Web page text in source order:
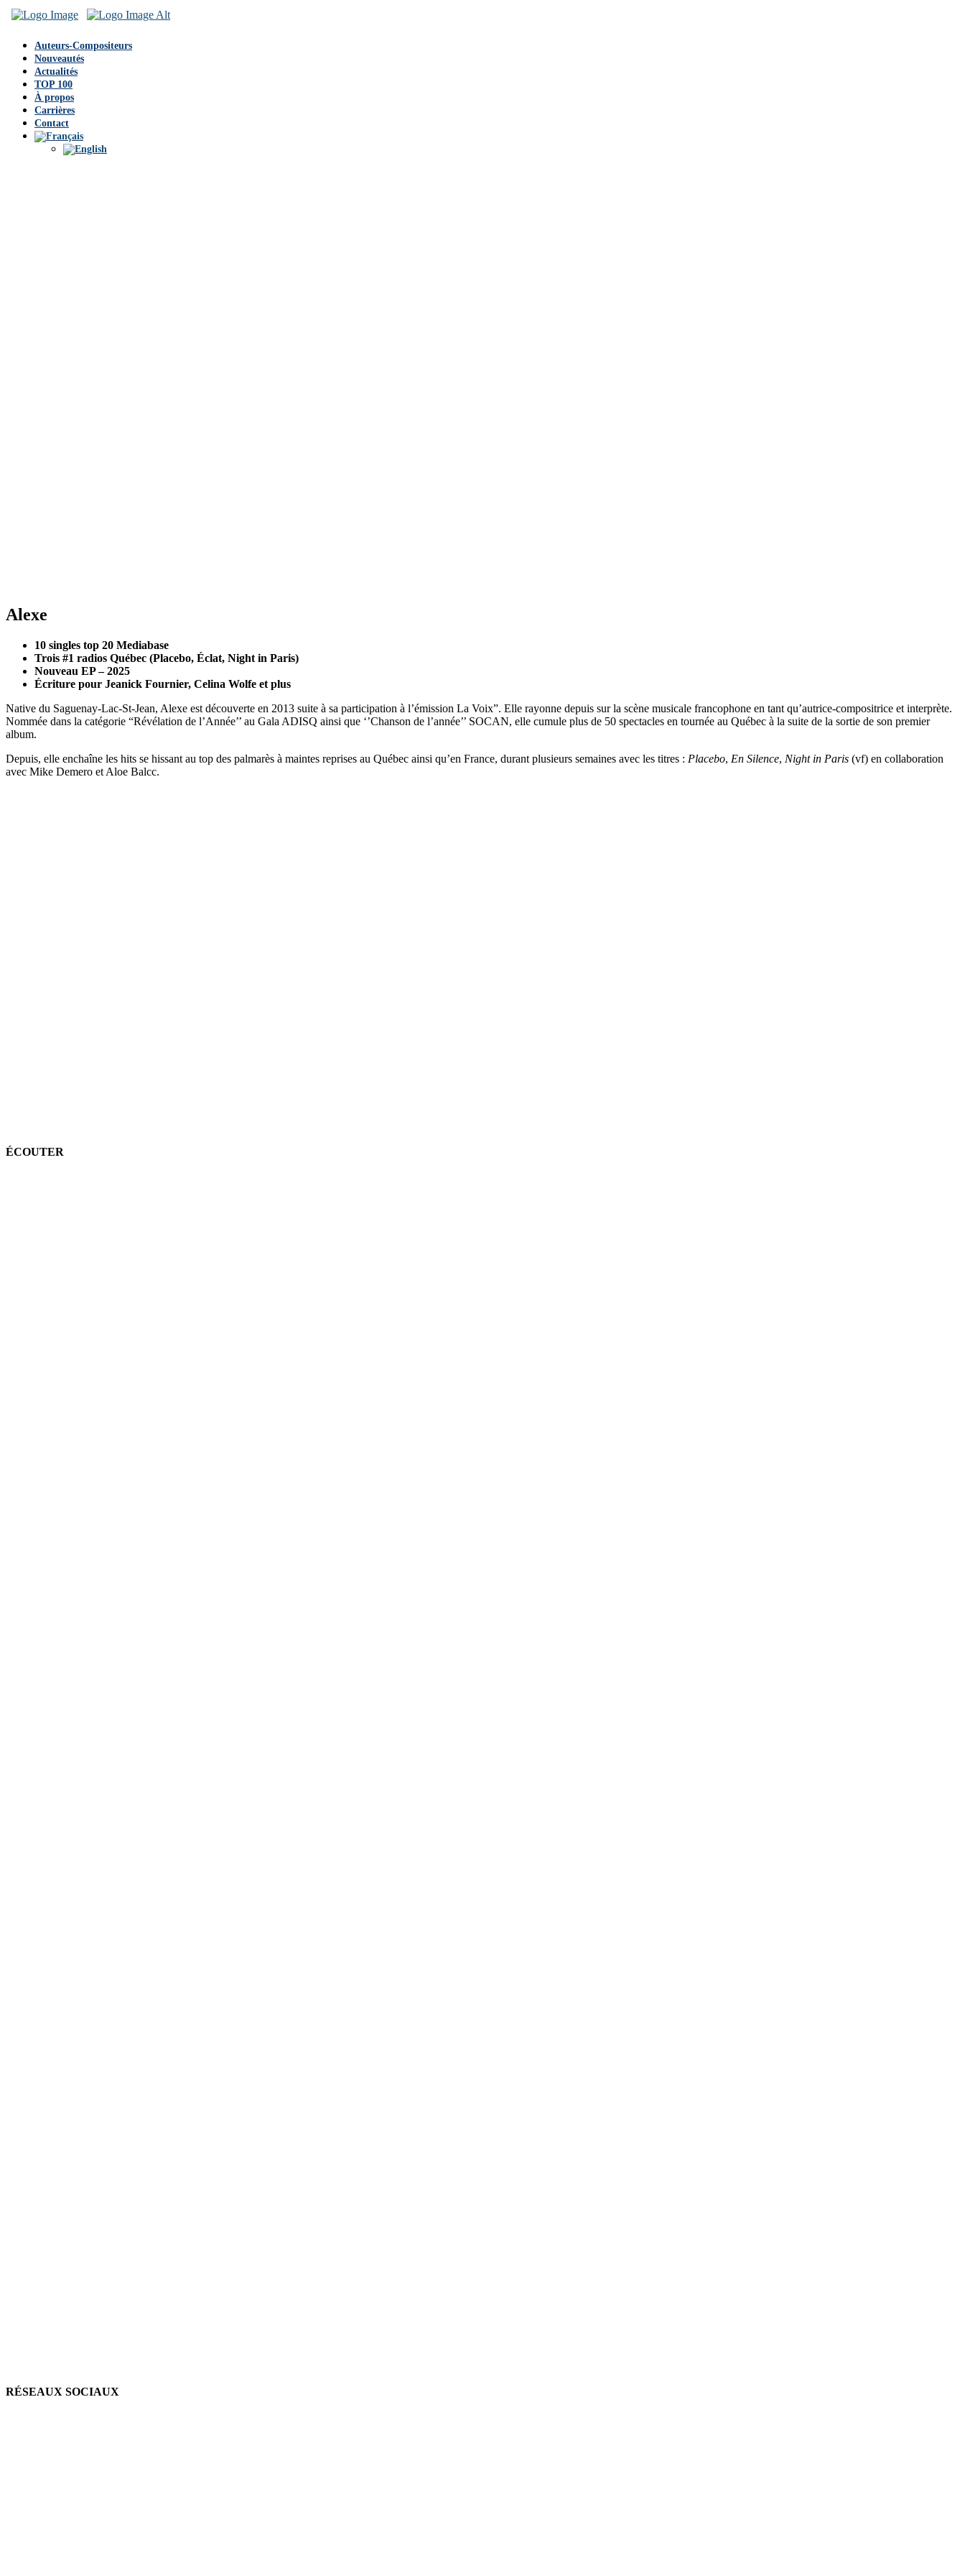
Auteurs-Compositeurs
Nouveautés
Actualités
TOP 100
À propos
Carrières
Contact
Alexe
10 singles top 20 Mediabase
Trois #1 radios Québec (Placebo, Éclat, Night in Paris)
Nouveau EP – 2025
Écriture pour Jeanick Fournier, Celina Wolfe et plus
Native du Saguenay-Lac-St-Jean, Alexe est découverte en 2013 suite à sa participation à l’émission La Voix”. Elle rayonne depuis sur la scène musicale francophone en tant qu’autrice-compositrice et interprète.
Nommée dans la catégorie “Révélation de l’Année’’ au Gala ADISQ ainsi que ‘’Chanson de l’année’’ SOCAN, elle cumule plus de 50 spectacles en tournée au Québec à la suite de la sortie de son premier
album.
Depuis, elle enchaîne les hits se hissant au top des palmarès à maintes reprises au Québec ainsi qu’en France, durant plusieurs semaines avec les titres : Placebo, En Silence, Night in Paris (vf) en collaboration
avec Mike Demero et Aloe Balcc.
ÉCOUTER
RÉSEAUX SOCIAUX